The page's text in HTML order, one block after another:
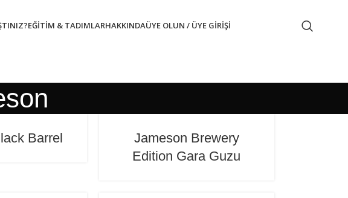
EĞITIM & TADIMLARHAKKINDAÜYE OLUN / ÜYE GIRIŞI
Barrel
Jameson Brewery
Edition Gara Guzu